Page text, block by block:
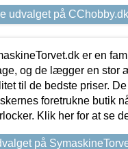
udvalget på CChobby.dk
er en
og de lægger en stor
til de bedste priser.
foretrukne butik
Klik her for at se
på